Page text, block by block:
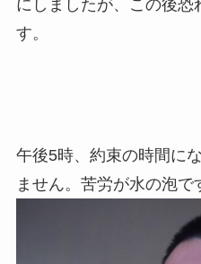
にしましたが、この後恐
す。
午後5時、約束の時間に
ません。苦労が水の泡で